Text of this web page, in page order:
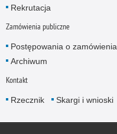
Rekrutacja
Zamówienia publiczne
Postępowania o zamówienia
Archiwum
Kontakt
Rzecznik Skargi i wnioski